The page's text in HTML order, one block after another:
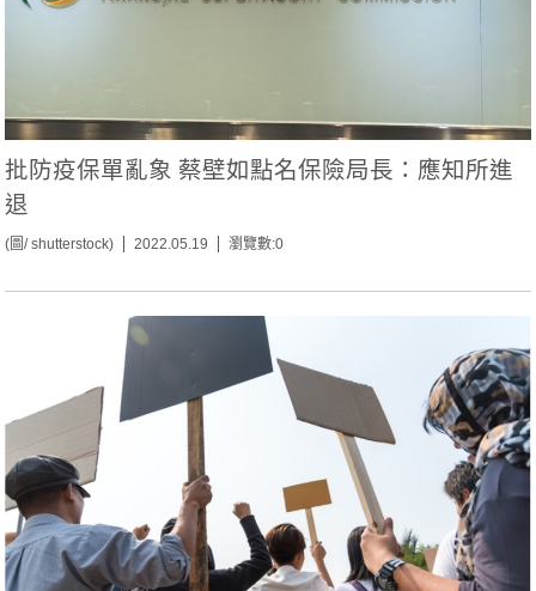
批防疫保單亂象 蔡壁如點名保險局長：應知所進
退
(圖/ shutterstock) 2022.05.19 瀏覽數:0